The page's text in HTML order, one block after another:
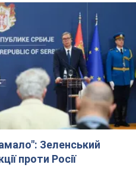
Зеленський
проти Росії